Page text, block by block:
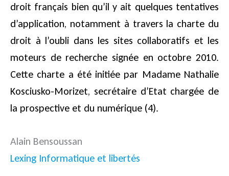
droit français bien qu’il y ait quelques tentatives
d’application, notamment à travers la charte du
droit à l’oubli dans les sites collaboratifs et les
moteurs de recherche signée en octobre 2010.
Cette charte a été initiée par Madame Nathalie
Kosciusko-Morizet, secrétaire d’Etat chargée de
la prospective et du numérique (4).
Alain Bensoussan
Lexing Informatique et libertés